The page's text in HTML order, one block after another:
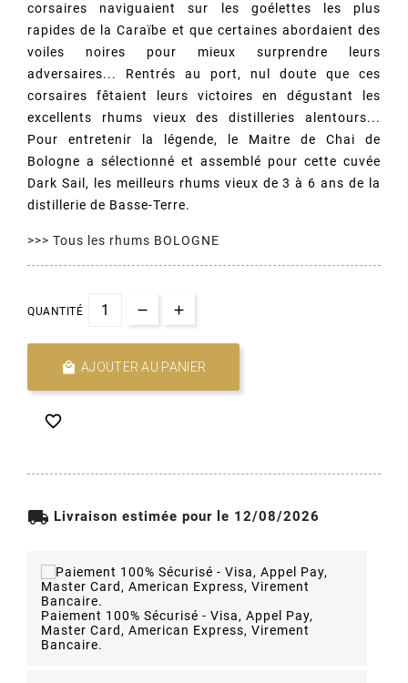
corsaires naviguaient sur les goélettes les plus
rapides de la Caraïbe et que certaines abordaient des
voiles noires pour mieux surprendre leurs
adversaires... Rentrés au port, nul doute que ces
corsaires fêtaient leurs victoires en dégustant les
excellents rhums vieux des distilleries alentours...
Pour entretenir la légende, le Maitre de Chai de
Bologne a sélectionné et assemblé pour cette cuvée
Dark Sail, les meilleurs rhums vieux de 3 à 6 ans de la
distillerie de Basse-Terre.
>>> Tous les rhums BOLOGNE
QUANTITÉ
 AJOUTER AU PANIER

local_shipping Livraison estimée pour le 12/08/2026
Paiement 100% Sécurisé - Visa, Appel Pay,
Master Card, American Express, Virement
Bancaire.